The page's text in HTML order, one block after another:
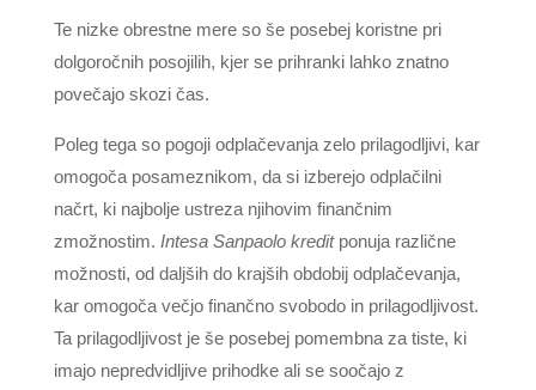
Te nizke obrestne mere so še posebej koristne pri
dolgoročnih posojilih, kjer se prihranki lahko znatno
povečajo skozi čas.
Poleg tega so pogoji odplačevanja zelo prilagodljivi, kar
omogoča posameznikom, da si izberejo odplačilni
načrt, ki najbolje ustreza njihovim finančnim
zmožnostim. Intesa Sanpaolo kreditponuja različne
možnosti, od daljših do krajših obdobij odplačevanja,
kar omogoča večjo finančno svobodo in prilagodljivost.
Ta prilagodljivost je še posebej pomembna za tiste, ki
imajo nepredvidljive prihodke ali se soočajo z